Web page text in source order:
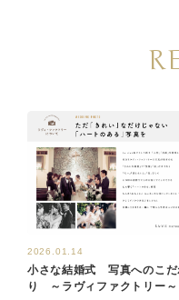
2026.01.14
小さな結婚式 写真へのこだ
り ～ラヴィファクトリー～